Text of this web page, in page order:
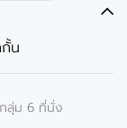
น
กลุ่ม 6 ที่นั่ง